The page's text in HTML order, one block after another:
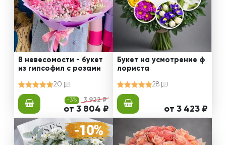
В невесомости - букет
из гипсофил с розами
20
-3% 3 922 ₽
от 3 804 ₽
Букет на усмотрение ф
лориста
28
от 3 423 ₽